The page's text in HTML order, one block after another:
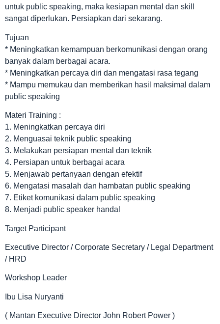
untuk public speaking, maka kesiapan mental dan skill
sangat diperlukan. Persiapkan dari sekarang.
Tujuan
* Meningkatkan kemampuan berkomunikasi dengan orang
banyak dalam berbagai acara.
* Meningkatkan percaya diri dan mengatasi rasa tegang
* Mampu memukau dan memberikan hasil maksimal dalam
public speaking
Materi Training :
1. Meningkatkan percaya diri
2. Menguasai teknik public speaking
3. Melakukan persiapan mental dan teknik
4. Persiapan untuk berbagai acara
5. Menjawab pertanyaan dengan efektif
6. Mengatasi masalah dan hambatan public speaking
7. Etiket komunikasi dalam public speaking
8. Menjadi public speaker handal
Target Participant
Executive Director / Corporate Secretary / Legal Department
/ HRD
Workshop Leader
Ibu Lisa Nuryanti
( Mantan Executive Director John Robert Power )